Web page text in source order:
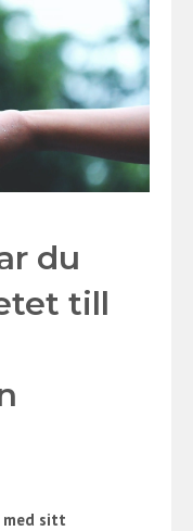
du
till
med sitt